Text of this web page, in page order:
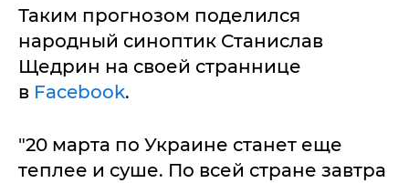
Таким прогнозом поделился
народный синоптик Станислав
Щедрин на своей страннице
в Facebook.
"20 марта по Украине станет еще
теплее и суше. По всей стране завтра